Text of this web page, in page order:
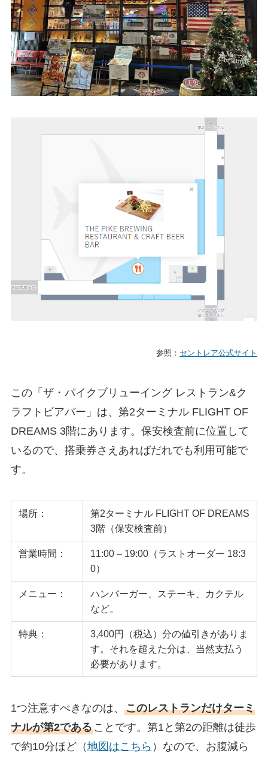
参照： セントレア公式サイト
この「ザ・パイクブリューイング レストラン&ク
ラフトビアバー」は、第2ターミナル FLIGHT OF
DREAMS 3階にあります。保安検査前に位置して
いるので、搭乗券さえあればだれでも利用可能で
す。
場所：
第2ターミナル FLIGHT OF DREAMS
3階（保安検査前）
営業時間：
11:00 – 19:00（ラストオーダー 18:3
0）
メニュー：
ハンバーガー、ステーキ、カクテル
など。
特典：
3,400円（税込）分の値引きがありま
す。それを超えた分は、当然支払う
必要があります。
1つ注意すべきなのは、 このレストランだけターミ
ナルが第2であることです。第1と第2の距離は徒歩
で約10分ほど（地図はこちら ）なので、お腹減ら